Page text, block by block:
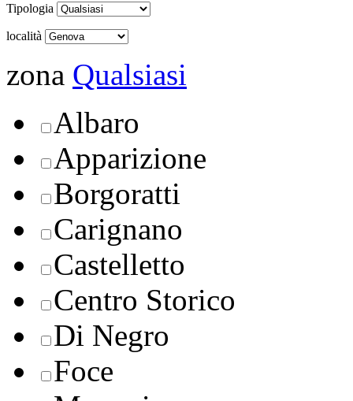
Tipologia
località
zona Qualsiasi
Albaro
Apparizione
Borgoratti
Carignano
Castelletto
Centro Storico
Di Negro
Foce